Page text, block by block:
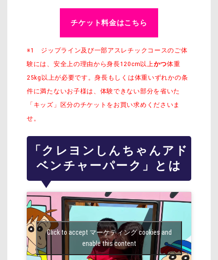
チケット料金はこちら
※1 ジップライン及び一部アスレチックコースのご体
験には、安全上の理由から身長120cm以上かつ体重
25kg以上が必要です。身長もしくは体重いずれかの条
件に満たないお子様は、体験できない部分を省いた
「キッズ」区分のチケットをお買い求めくださいま
せ。
「クレヨンしんちゃんアド
ベンチャーパーク」とは
Click to accept マーケティング cookies and
enable this content